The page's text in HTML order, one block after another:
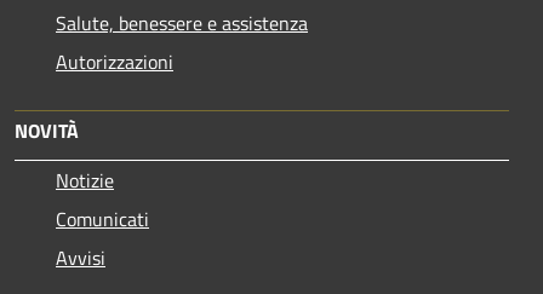
Salute, benessere e assistenza
Autorizzazioni
NOVITÀ
Notizie
Comunicati
Avvisi